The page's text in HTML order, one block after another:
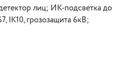
лиц; ИК-подсветка до
IK10, грозозащита 6кВ;